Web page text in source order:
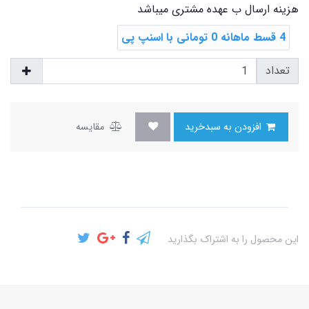
هزینه ارسال ب عهده مشتری میباشد
4 قسط ماهانه 0 تومانی با اسنپ ‌پی
تعداد
مقایسه
این محصول را به اشتراک بگذارید